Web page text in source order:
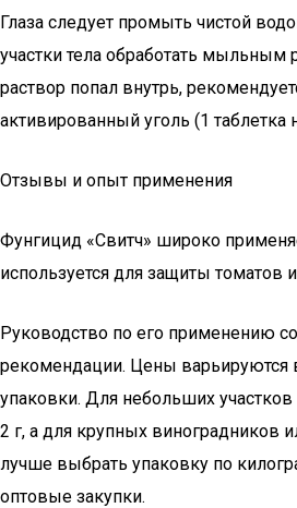
Глаза следует промыть чистой
участки тела обработать мыльным
раствор попал внутрь,
активированный уголь (1 таблетка
Отзывы и опыт применения
Фунгицид «Свитч» широко
используется для защиты томатов
Руководство по его применению
рекомендации. Цены варьируются
упаковки. Для небольших участков
2 г, а для крупных виноградников
лучше выбрать упаковку по
оптовые закупки.